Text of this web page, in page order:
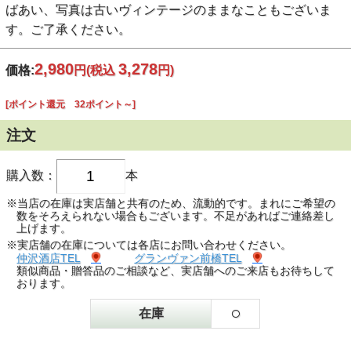
ばあい、写真は古いヴィンテージのままなこともございま
す。ご了承ください。
価格:2,980円(税込 3,278円)
[ポイント還元 32ポイント～]
注文
購入数： 本
※当店の在庫は実店舗と共有のため、流動的です。まれにご希望の
数をそろえられない場合もございます。不足があればご連絡差し
上げます。
※実店舗の在庫については各店にお問い合わせください。
仲沢酒店TEL
グランヴァン前橋TEL
類似商品・贈答品のご相談など、実店舗へのご来店もお待ちして
おります。
在庫 ○